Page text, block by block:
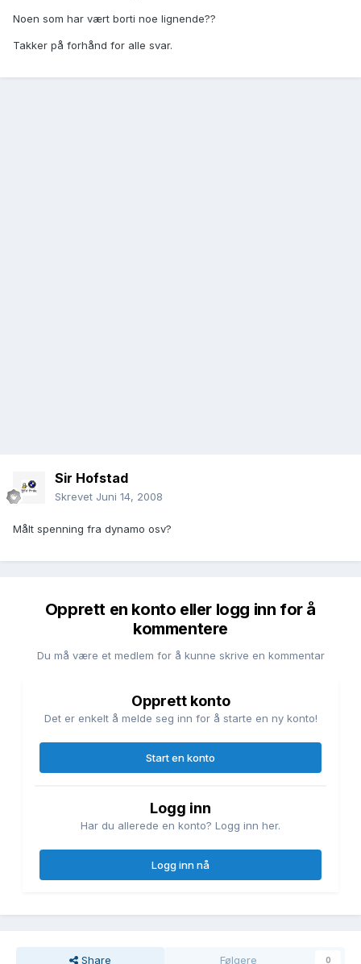
Noen som har vært borti noe lignende??
Takker på forhånd for alle svar.
Sir Hofstad
Skrevet Juni 14, 2008
Målt spenning fra dynamo osv?
Opprett en konto eller logg inn for å
kommentere
Du må være et medlem for å kunne skrive en kommentar
Opprett konto
Det er enkelt å melde seg inn for å starte en ny konto!
Start en konto
Logg inn
Har du allerede en konto? Logg inn her.
Logg inn nå
Share Følgere 0